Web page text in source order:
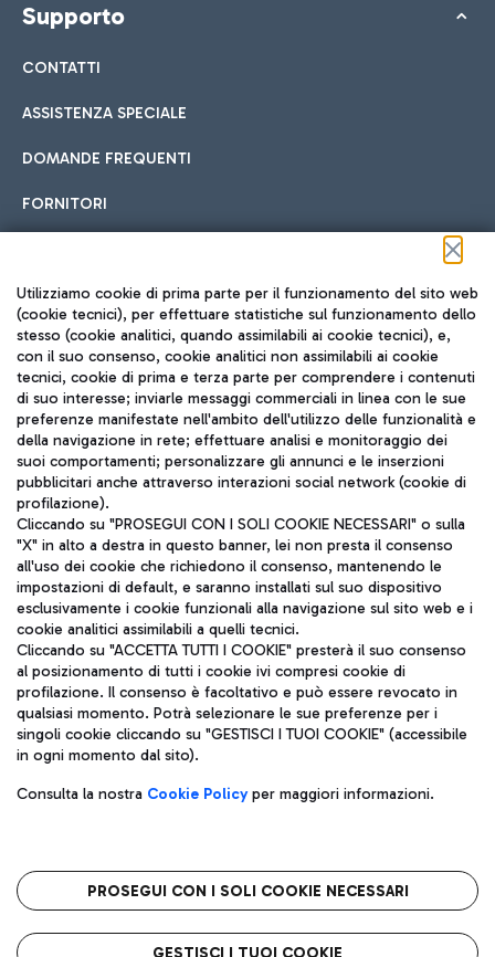
Supporto
CONTATTI
ASSISTENZA SPECIALE
DOMANDE FREQUENTI
FORNITORI
Seguici sui social
TRAVEL JOURNAL
ITA
Aeroporti di Roma S.p.A. - Società soggetta a direzione e
coordinamento di Mundys S.p.A.
Codice fiscale e Registro delle Imprese di Roma 13032990155 P.
IVA 06572251004
Capitale sociale 62.224.743,00 int. vers.
Sede legale: Via Pier Paolo Racchetti 1 - 00054 Fiumicino (RM)
telefono +39 06 65951
Privacy policy
Note legali
Roma FCO
L'aeroporto stellato
Utilizziamo cookie di prima parte per il funzionamento del sito web
(cookie tecnici), per effettuare statistiche sul funzionamento dello
stesso (cookie analitici, quando assimilabili ai cookie tecnici), e,
con il suo consenso, cookie analitici non assimilabili ai cookie
tecnici, cookie di prima e terza parte per comprendere i contenuti
di suo interesse; inviarle messaggi commerciali in linea con le sue
preferenze manifestate nell'ambito dell'utilizzo delle funzionalità e
della navigazione in rete; effettuare analisi e monitoraggio dei
suoi comportamenti; personalizzare gli annunci e le inserzioni
pubblicitari anche attraverso interazioni social network (cookie di
profilazione).
Cliccando su "PROSEGUI CON I SOLI COOKIE NECESSARI" o sulla
"X" in alto a destra in questo banner, lei non presta il consenso
all'uso dei cookie che richiedono il consenso, mantenendo le
impostazioni di default, e saranno installati sul suo dispositivo
esclusivamente i cookie funzionali alla navigazione sul sito web e i
cookie analitici assimilabili a quelli tecnici.
Cliccando su "ACCETTA TUTTI I COOKIE" presterà il suo consenso
al posizionamento di tutti i cookie ivi compresi cookie di
profilazione. Il consenso è facoltativo e può essere revocato in
qualsiasi momento. Potrà selezionare le sue preferenze per i
singoli cookie cliccando su "GESTISCI I TUOI COOKIE" (accessibile
in ogni momento dal sito).
Consulta la nostra Cookie Policyper maggiori informazioni.
PROSEGUI CON I SOLI COOKIE NECESSARI
GESTISCI I TUOI COOKIE